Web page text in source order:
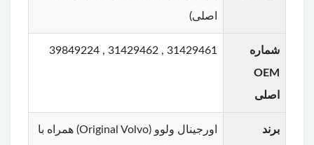
اصلی)
شماره
OEM
اصلی
31429461 , 31429462 , 39849224
برند
اورجینال ولوو (Original Volvo) همراه با